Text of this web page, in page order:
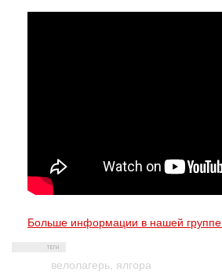
Больше информации в нашей группе.
велолагерь ялгора